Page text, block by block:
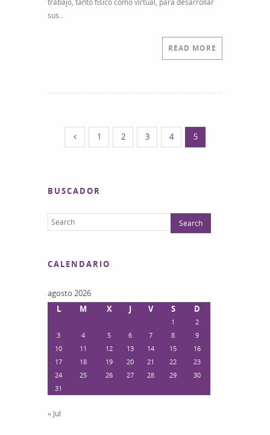
sus…
READ MORE
1 2 3 4 5
BUSCADOR
CALENDARIO
agosto 2026
L
M X J V S D
1
2
3
4 5 6 7 8
9
10
11 12 13 14 15
16
17
18 19 20 21 22
23
24
25 26 27 28 29
30
31
« Jul